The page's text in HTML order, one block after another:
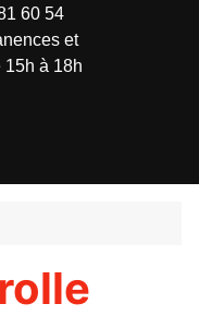
60 54
et
15h à 18h